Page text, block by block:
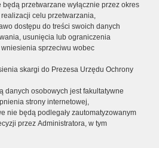
przetwarzane wyłącznie przez okres
celu przetwarzania,
dostępu do treści swoich danych
usunięcia lub ograniczenia
sprzeciwu wobec
skargi do Prezesa Urzędu Ochrony
danych osobowych jest fakultatywne
strony internetowej,
nie będą podlegały zautomatyzowanym
przez Administratora, w tym